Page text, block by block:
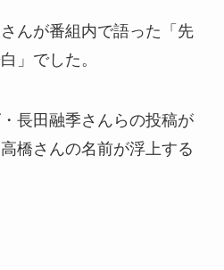
んが番組内で語った「先
」でした。
長田融季さんらの投稿が
橋さんの名前が浮上する